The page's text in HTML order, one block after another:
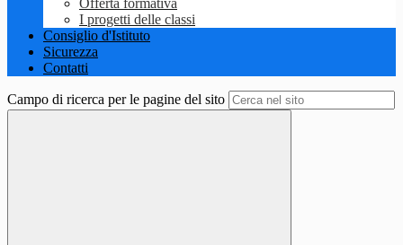
Offerta formativa
I progetti delle classi
Consiglio d'Istituto
Sicurezza
Contatti
Campo di ricerca per le pagine del sito